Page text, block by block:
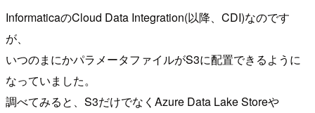
InformaticaのCloud Data Integration(以降、CDI)なのです
が、
いつのまにかパラメータファイルがS3に配置できるように
なっていました。
調べてみると、S3だけでなくAzure Data Lake Storeや